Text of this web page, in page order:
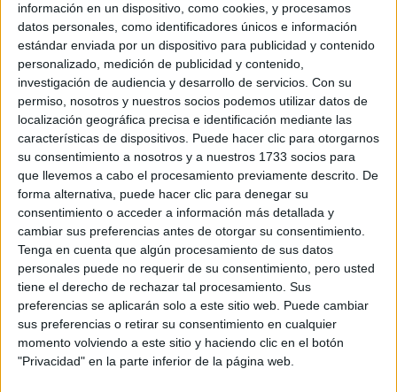
información en un dispositivo, como cookies, y procesamos
datos personales, como identificadores únicos e información
estándar enviada por un dispositivo para publicidad y contenido
personalizado, medición de publicidad y contenido,
investigación de audiencia y desarrollo de servicios. Con su
permiso, nosotros y nuestros socios podemos utilizar datos de
localización geográfica precisa e identificación mediante las
características de dispositivos. Puede hacer clic para otorgarnos
su consentimiento a nosotros y a nuestros 1733 socios para
que llevemos a cabo el procesamiento previamente descrito. De
forma alternativa, puede hacer clic para denegar su
consentimiento o acceder a información más detallada y
cambiar sus preferencias antes de otorgar su consentimiento.
Tenga en cuenta que algún procesamiento de sus datos
personales puede no requerir de su consentimiento, pero usted
tiene el derecho de rechazar tal procesamiento. Sus
preferencias se aplicarán solo a este sitio web. Puede cambiar
sus preferencias o retirar su consentimiento en cualquier
momento volviendo a este sitio y haciendo clic en el botón
"Privacidad" en la parte inferior de la página web.
Sobre ti
Soy:*
Chico
Chica
¿En qué año terminas (o terminaste) bachillerato o FP?
Soy estudiante de:*
Términos y Condiciones de Uso
Aceptolos Términos y Condicionesde uso*